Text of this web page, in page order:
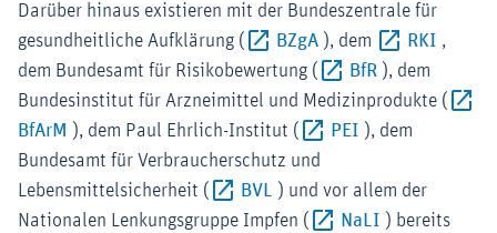
Darüber hinaus existieren mit der Bundeszentrale für
gesundheitliche Aufklärung (
BZgA Externer-Link (Öffnet
), dem RKI ,
dem Bundesamt für Risikobewertung (
BfR Externer-Link
), dem
Bundesinstitut für Arzneimittel und Medizinprodukte (
BfArM Externer-Link (Öffnet im neuen Fenster)
), dem Paul Ehrlich-Institut ( PEI Externer-Link
), dem
Bundesamt für Verbraucherschutz und
Lebensmittelsicherheit (
BVL Externer-Link (Öffnet im
) und vor allem der
Nationalen Lenkungsgruppe Impfen (
NaLI Externer-Link
) bereits